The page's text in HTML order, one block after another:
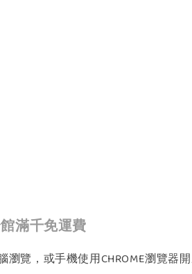
滿千免運費
瀏覽，或手機使用CHROME瀏覽器